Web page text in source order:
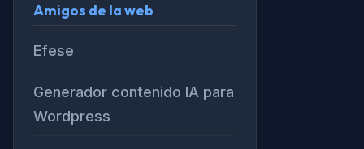
Amigos de la web
Efese
Generador contenido IA para
Wordpress